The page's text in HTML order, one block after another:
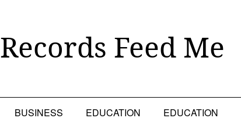
Records Feed Me
BUSINESS EDUCATION EDUCATION